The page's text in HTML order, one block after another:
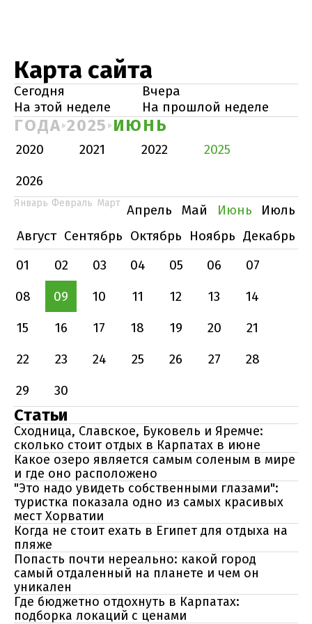
Карта сайта
Сегодня
Вчера
На этой неделе
На прошлой неделе
ГОДА 2025 ИЮНЬ
2020 2021 2022
2025
2026
Январь Февраль Март Апрель Май Июнь
Июль
Август Сентябрь Октябрь Ноябрь Декабрь
01
02 03 04 05 06
07
08
09 10 11 12 13
14
15
16 17 18 19 20
21
22
23 24 25 26 27
28
29
30
Статьи
Сходница, Славское, Буковель и Яремче:
сколько стоит отдых в Карпатах в июне
Какое озеро является самым соленым в мире
и где оно расположено
"Это надо увидеть собственными глазами":
туристка показала одно из самых красивых
мест Хорватии
Когда не стоит ехать в Египет для отдыха на
пляже
Попасть почти нереально: какой город
самый отдаленный на планете и чем он
уникален
Где бюджетно отдохнуть в Карпатах:
подборка локаций с ценами